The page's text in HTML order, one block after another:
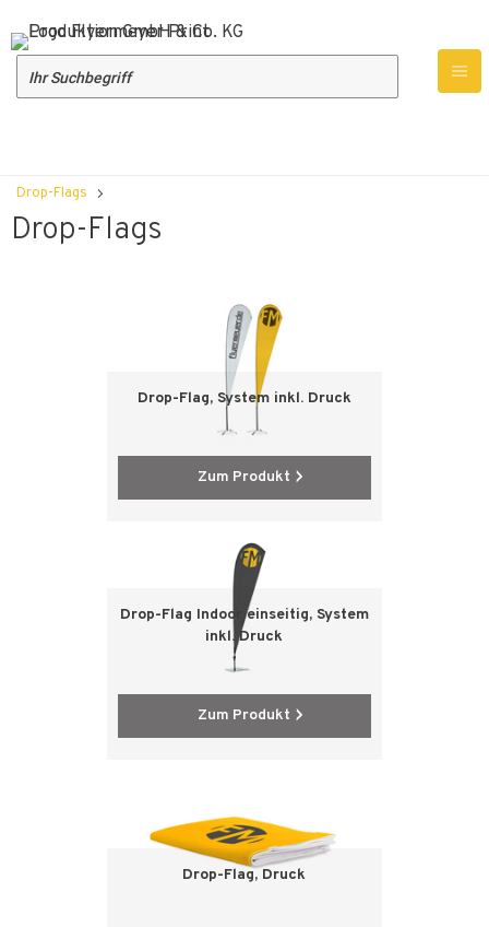
Drop-Flags
Drop-Flags
Drop-Flag, System inkl. Druck
Zum Produkt
Drop-Flag Indoor einseitig, System
inkl. Druck
Zum Produkt
Drop-Flag, Druck